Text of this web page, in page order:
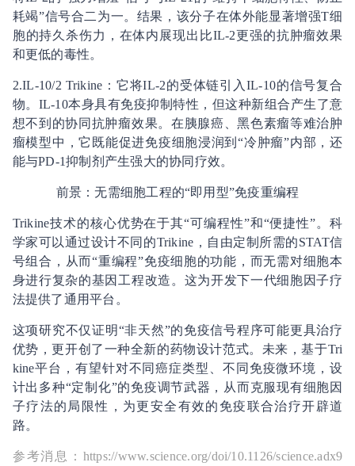
耗竭”信号合二为一。结果，该分子在体外能显著增强T细
胞的持久杀伤力，在体内展现出比IL-2更强的抗肿瘤效果
和更低的毒性。
2.IL-10/2 Trikine：它将IL-2的受体链引入IL-10的信号复合
物。IL-10本身具有免疫抑制特性，但这种新组合产生了意
想不到的协同抗肿瘤效果。在胰腺癌、黑色素瘤等难治肿
瘤模型中，它既能促进免疫细胞浸润到“冷肿瘤”内部，还
能与PD-1抑制剂产生强大的协同疗效。
前景：无需细胞工程的“即用型”免疫重编程
Trikine技术的核心优势在于其“可编程性”和“便捷性”。科
学家可以通过设计不同的Trikine，自由定制所需的STAT信
号组合，从而“重编程”免疫细胞的功能，而无需对细胞本
身进行复杂的基因工程改造。这为开发下一代细胞因子疗
法提供了通用平台。
这项研究不仅证明“非天然”的免疫信号程序可能更具治疗
优势，更开创了一种全新的药物设计范式。未来，基于Tri
kine平台，有望针对不同癌症类型、不同免疫微环境，设
计出多种“定制化”的免疫调节武器，从而克服现有细胞因
子疗法的局限性，为更安全有效的免疫联合治疗开辟道
路。
参考消息：https://www.science.org/doi/10.1126/science.adx9